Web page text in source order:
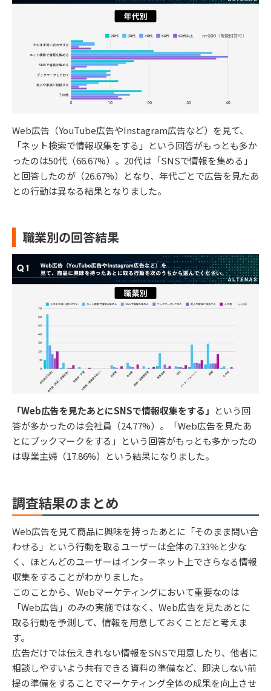
Web広告（YouTube広告やInstagram広告など）を見て、
「ネット検索で情報収集をする」という回答がもっとも多か
ったのは50代（66.67%）。20代は「SNSで情報を集める」
と回答したのが（26.67%）となり、年代ごとで広告を見たあ
との行動は異なる結果となりました。
職業別の回答結果
「Web広告を見たあとにSNSで情報収集をする」 という回
答が多かったのは会社員（24.77%）。「Web広告を見たあ
とにブックマークをする」という回答がもっとも多かったの
は専業主婦（17.86%）という結果になりました。
調査結果のまとめ
Web広告を見て商品に興味を持ったあとに「そのまま問い合
わせる」という行動を取るユーザーは全体の7.33％と少な
く、ほとんどのユーザーはインターネット上でさらなる情報
収集をすることがわかりました。
このことから、Webマーケティングにおいて重要なのは
「Web広告」のみの実施ではなく、Web広告を見たあとに
取る行動を予測して、情報を用意しておくことだと考えま
す。
広告だけでは伝えきれない情報をSNSで用意したり、他者に
相談しやすいよう共有できる資料の準備など、即決しない前
提の準備をすることでマーケティング全体の成果を向上させ